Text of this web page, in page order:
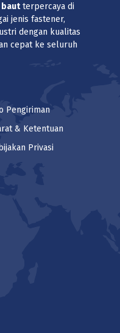
bautterpercaya di
jenis fastener,
dengan kualitas
cepat ke seluruh
Pengiriman
& Ketentuan
Privasi